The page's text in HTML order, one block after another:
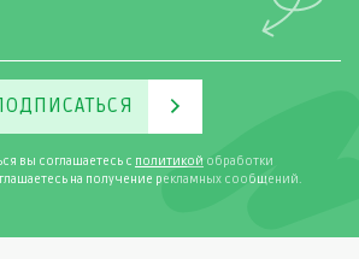
вы соглашаетесь с политикой обработки
на получение рекламных сообщений.